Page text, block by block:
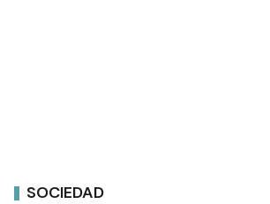
SOCIEDAD